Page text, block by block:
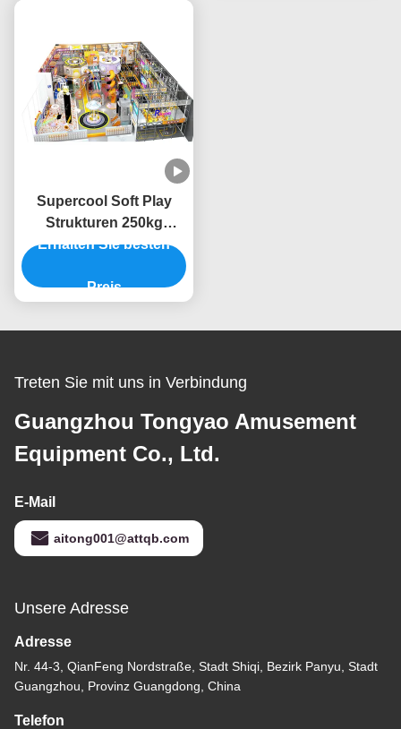
Supercool Soft Play
Strukturen 250kg
Kapazität Kinder Soft
Ausdehnung
Erhalten Sie besten
Preis
Treten Sie mit uns in Verbindung
Guangzhou Tongyao Amusement
Equipment Co., Ltd.
E-Mail
aitong001@attqb.com
Unsere Adresse
Adresse
Nr. 44-3, QianFeng Nordstraße, Stadt Shiqi, Bezirk Panyu, Stadt
Guangzhou, Provinz Guangdong, China
Telefon